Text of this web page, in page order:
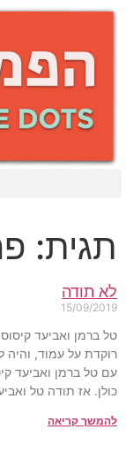
תגית:
לא תודה
15/09/2019
טל ברמן ואביעד
רוקדת על עמוד,
עם טל ברמן ואביעד
כולן. אז תודה טל
להמשך קריאה